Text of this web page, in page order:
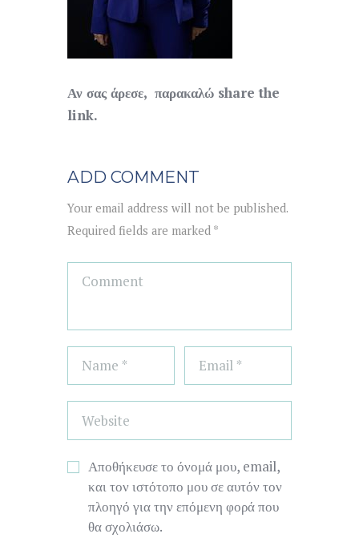
Αν σας άρεσε, παρακαλώ share the
link.
ADD COMMENT
Your email address will not be published.
Required fields are marked *
Αποθήκευσε το όνομά μου, email,
και τον ιστότοπο μου σε αυτόν τον
πλοηγό για την επόμενη φορά που
θα σχολιάσω.